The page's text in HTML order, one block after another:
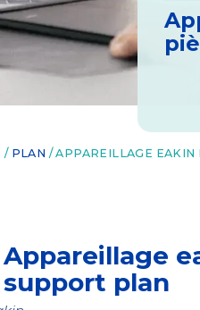
/ PLAN / APPAREILLAGE
Appareillage
support plan